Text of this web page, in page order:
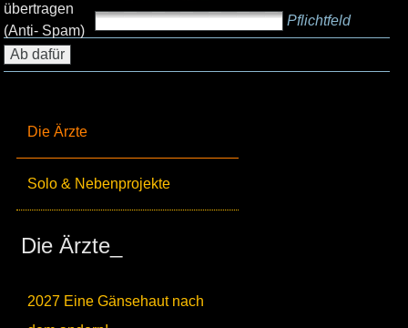
Die Ärzte
Solo & Nebenprojekte
Die Ärzte_
2027 Eine Gänsehaut nach
übertragen
(Anti- Spam)
Pflichtfeld